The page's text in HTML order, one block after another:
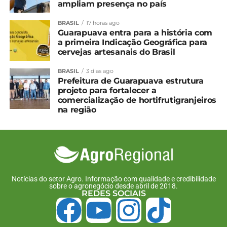
*Conab com edição
Compartilhe isso:
Facebook 18+
registram nova alta nos
preços no atacado
Em "Brasil"
preços e cotações de
batata e cenoura sobem
Em "Brasil"
Preços de hortaliças
seguem em queda nos
principais mercados
ampliam presença no país
BRASIL 17 horas ago
Guarapuava entra para a história com
a primeira Indicação Geográfica para
cervejas artesanais do Brasil
BRASIL 3 dias ago
Prefeitura de Guarapuava estrutura
projeto para fortalecer a
comercialização de hortifrutigranjeiros
na região
Notícias do setor Agro. Informação com qualidade e credibilidade
sobre o agronegócio desde abril de 2018.
REDES SOCIAIS